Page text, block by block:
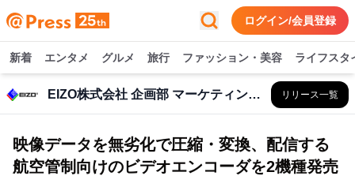
ログイン/会員登録
新着 エンタメ グルメ 旅行 ファッション・美容 ライフスタ
EIZO株式会社 企画部 マーケティングコミュニケーション課 リリース一覧
映像データを無劣化で圧縮・変換、配信する
航空管制向けのビデオエンコーダを2機種発売